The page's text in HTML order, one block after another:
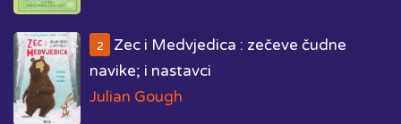
2
Zec i Medvjedica : zečeve čudne
navike; i nastavci
Julian Gough